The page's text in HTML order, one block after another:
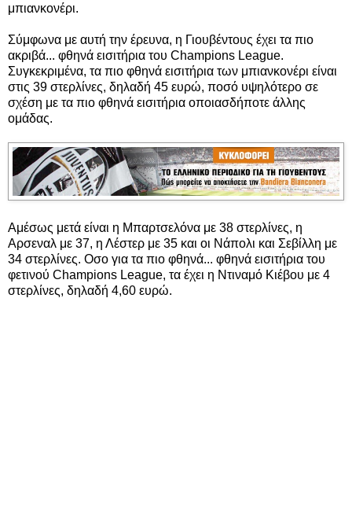
μπιανκονέρι.
Σύμφωνα με αυτή την έρευνα, η Γιουβέντους έχει τα πιο
ακριβά... φθηνά εισιτήρια του Champions League.
Συγκεκριμένα, τα πιο φθηνά εισιτήρια των μπιανκονέρι είναι
στις 39 στερλίνες, δηλαδή 45 ευρώ, ποσό υψηλότερο σε
σχέση με τα πιο φθηνά εισιτήρια οποιασδήποτε άλλης
ομάδας.
Αμέσως μετά είναι η Μπαρτσελόνα με 38 στερλίνες, η
Αρσεναλ με 37, η Λέστερ με 35 και οι Νάπολι και Σεβίλλη με
34 στερλίνες. Οσο για τα πιο φθηνά... φθηνά εισιτήρια του
φετινού Champions League, τα έχει η Ντιναμό Κιέβου με 4
στερλίνες, δηλαδή 4,60 ευρώ.